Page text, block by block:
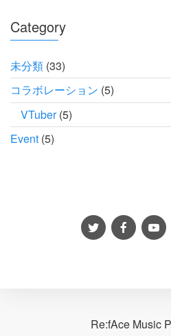
Category
未分類 (33)
コラボレーション (5)
VTuber (5)
Event (5)
Re:fAce Music